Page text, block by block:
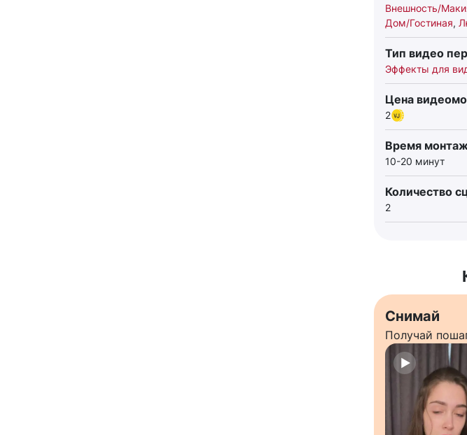
Внешность/
Дом/Гостиная,
Тип видео
Эффекты для
Цена
2
Время
10-20 минут
Количество
2
Снимай
Получай